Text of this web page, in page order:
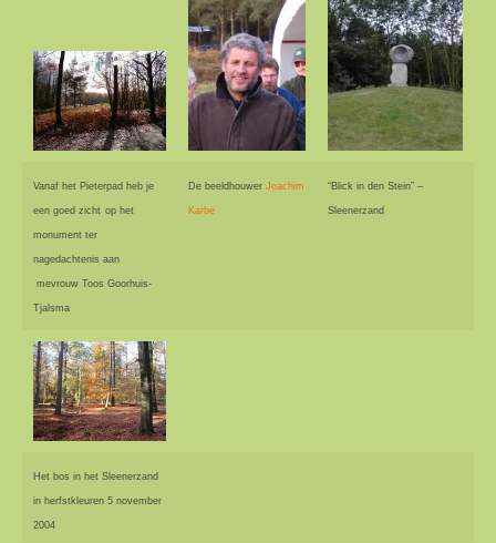
Vanaf het Pieterpad heb je
een goed zicht op het
monument ter
nagedachtenis aan
mevrouw Toos Goorhuis-
Tjalsma
De beeldhouwer Joachim
Karbe
“Blick in den Stein” –
Sleenerzand
Het bos in het Sleenerzand
in herfstkleuren 5 november
2004